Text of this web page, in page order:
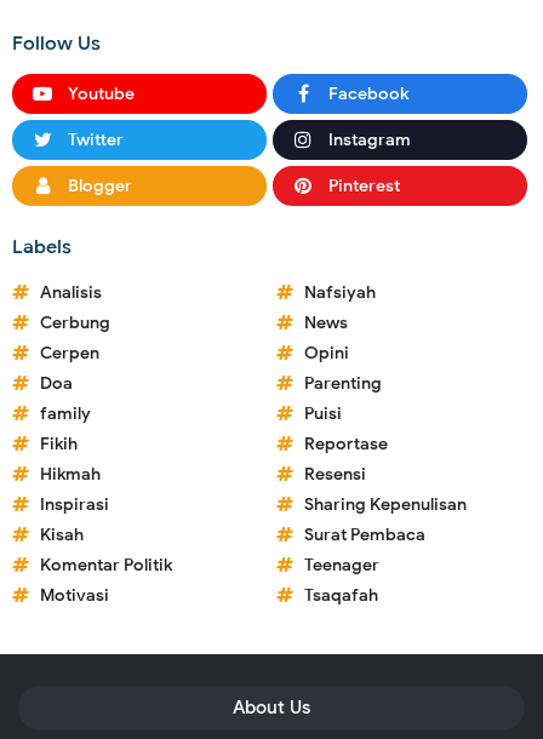
Follow Us
Youtube Facebook
Twitter Instagram
Blogger Pinterest
Labels
Analisis
Cerbung
Cerpen
Doa
family
Fikih
Hikmah
Inspirasi
Kisah
Komentar Politik
Motivasi
Nafsiyah
News
Opini
Parenting
Puisi
Reportase
Resensi
Sharing Kepenulisan
Surat Pembaca
Teenager
Tsaqafah
About Us